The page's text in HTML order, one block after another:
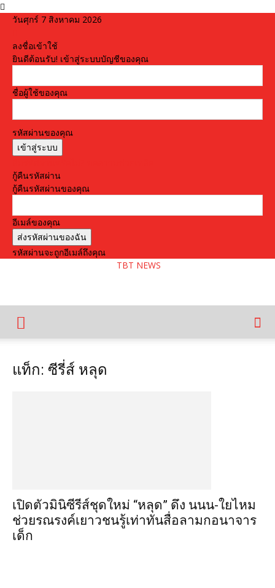
วันศุกร์ 7 สิงหาคม 2026
ลงชื่อเข้าใช้
ยินดีต้อนรับ! เข้าสู่ระบบบัญชีของคุณ
ชื่อผู้ใช้ของคุณ
รหัสผ่านของคุณ
กู้คืนรหัสผ่าน
กู้คืนรหัสผ่านของคุณ
อีเมล์ของคุณ
รหัสผ่านจะถูกอีเมล์ถึงคุณ
TBT NEWS
แท็ก: ซีรี่ส์ หลุด
เปิดตัวมินิซีรีส์ชุดใหม่ “หลุด” ดึง นนน-ใยไหม
ช่วยรณรงค์เยาวชนรู้เท่าทันสื่อลามกอนาจาร
เด็ก